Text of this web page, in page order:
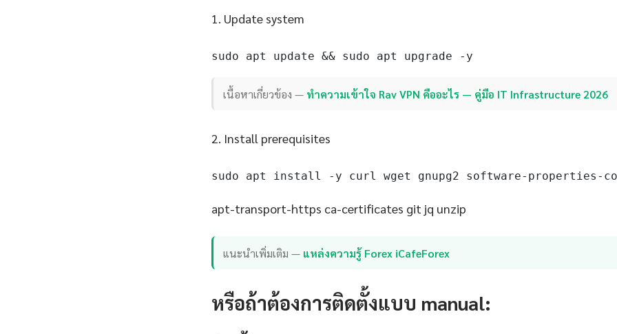
1. Update system
sudo apt update && sudo apt upgrade -y
เนื้อหาเกี่ยวข้อง — ทำความเข้าใจ Rav VPN คืออะไร — คู่มือ IT Infrastructure 2026
2. Install prerequisites
sudo apt install -y curl wget gnupg2 software-properties-
apt-transport-https ca-certificates git jq unzip
แนะนำเพิ่มเติม — แหล่งความรู้ Forex iCafeForex
หรือถ้าต้องการติดตั้งแบบ manual: